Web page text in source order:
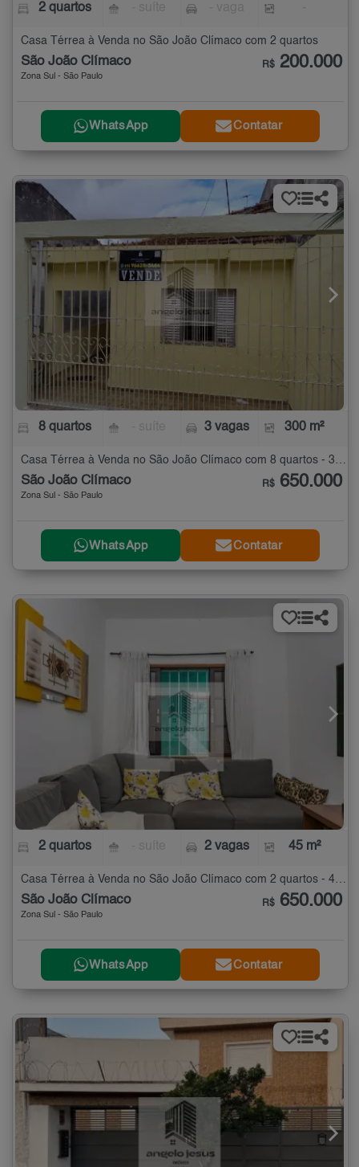
2 quartos
Casa Térrea à Venda no São João Clímaco com 2 quartos
São João Clímaco
Zona Sul - São Paulo
R$ 200.000
WhatsApp Contatar
8 quartos 3 vagas 300 m²
Casa Térrea à Venda no São João Clímaco com 8 quartos - 300 m²
São João Clímaco
Zona Sul - São Paulo
R$ 650.000
WhatsApp Contatar
2 quartos 2 vagas 45 m²
Casa Térrea à Venda no São João Clímaco com 2 quartos - 45 m²
São João Clímaco
Zona Sul - São Paulo
R$ 650.000
WhatsApp Contatar